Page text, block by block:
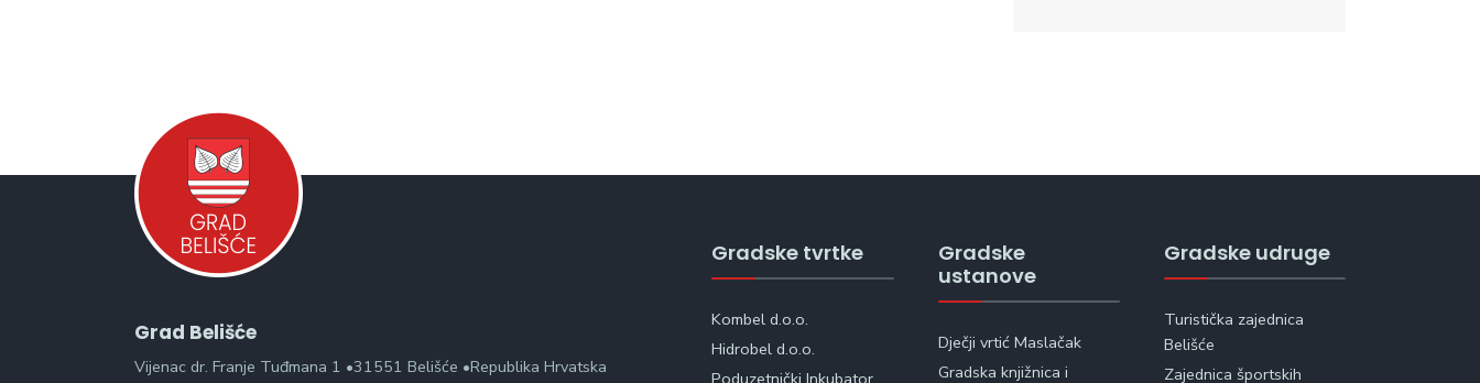
Grad Belišće
Vijenac dr. Franje Tuđmana 1 •31551 Belišće •Republika Hrvatska
Gradske tvrtke
Kombel d.o.o.
Hidrobel d.o.o.
Poduzetnički Inkubator
Gradske
ustanove
Dječji vrtić Maslačak
Gradska knjižnica i
Gradske udruge
Turistička zajednica
Belišće
Zajednica športskih